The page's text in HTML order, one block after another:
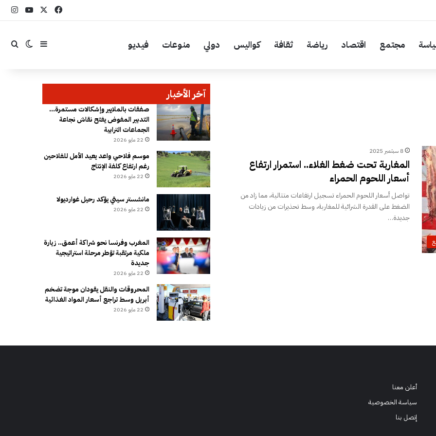
فيسبوك
مجتمع اقتصاد رياضة ثقافة كواليس دولي منوعات فيديو إضافة عمود
الوضع
8 سبتمبر 2025
المغاربة تحت ضغط الغلاء.. استمرار ارتفاع
أسعار اللحوم الحمراء
تواصل أسعار اللحوم الحمراء تسجيل ارتفاعات متتالية، مما زاد من
الضغط على القدرة الشرائية للمغاربة، وسط تحذيرات من زيادات
جديدة…
آخر الأخبار
صفقات بالملايير وإشكالات مستمرة…
التدبير المفوض يفتح نقاش نجاعة
الجماعات الترابية
22 مايو 2026
موسم فلاحي واعد يعيد الأمل للفلاحين
رغم ارتفاع كلفة الإنتاج
22 مايو 2026
مانشستر سيتي يؤكد رحيل غوارديولا
22 مايو 2026
المغرب وفرنسا نحو شراكة أعمق.. زيارة
ملكية مرتقبة تؤطر مرحلة استراتيجية
جديدة
22 مايو 2026
المحروقات والنقل يقودان موجة تضخم
أبريل وسط تراجع أسعار المواد الغذائية
22 مايو 2026
أعلن معنا
سياسة الخصوصية
إتصل بنا